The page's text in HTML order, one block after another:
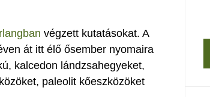
végzett kutatásokat. A
át itt élő ősember nyomaira
kalcedon lándzsahegyeket,
paleolit kőeszközöket